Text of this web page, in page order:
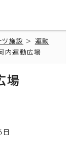
ツ施設 > 運動
内運動広場
場
日